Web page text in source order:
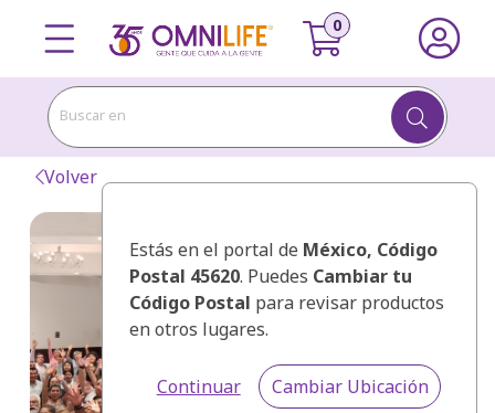
Buscar en
Estás en el portal de México, Código
Postal 45620. Puedes Cambiar tu
Código Postal para revisar productos
en otros lugares.
Continuar Cambiar Ubicación
Volver